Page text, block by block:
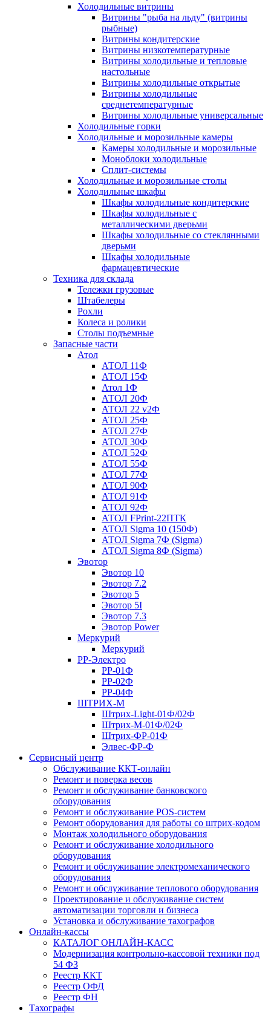
Холодильные витрины
Витрины "рыба на льду" (витрины
рыбные)
Витрины кондитерские
Витрины низкотемпературные
Витрины холодильные и тепловые
настольные
Витрины холодильные открытые
Витрины холодильные
среднетемпературные
Витрины холодильные универсальные
Холодильные горки
Холодильные и морозильные камеры
Камеры холодильные и морозильные
Моноблоки холодильные
Сплит-системы
Холодильные и морозильные столы
Холодильные шкафы
Шкафы холодильные кондитерские
Шкафы холодильные с
металлическими дверьми
Шкафы холодильные со стеклянными
дверьми
Шкафы холодильные
фармацевтические
Техника для склада
Тележки грузовые
Штабелеры
Рохли
Колеса и ролики
Столы подъемные
Запасные части
Атол
АТОЛ 11Ф
АТОЛ 15Ф
Атол 1Ф
АТОЛ 20Ф
АТОЛ 22 v2Ф
АТОЛ 25Ф
АТОЛ 27Ф
АТОЛ 30Ф
АТОЛ 52Ф
АТОЛ 55Ф
АТОЛ 77Ф
АТОЛ 90Ф
АТОЛ 91Ф
АТОЛ 92Ф
АТОЛ FPrint-22ПТК
АТОЛ Sigma 10 (150Ф)
АТОЛ Sigma 7Ф (Sigma)
АТОЛ Sigma 8Ф (Sigma)
Эвотор
Эвотор 10
Эвотор 7.2
Эвотор 5
Эвотор 5I
Эвотор 7.3
Эвотор Power
Меркурий
Меркурий
РР-Электро
РР-01Ф
РР-02Ф
РР-04Ф
ШТРИХ-М
Штрих-Light-01Ф/02Ф
Штрих-М-01Ф/02Ф
Штрих-ФР-01Ф
Элвес-ФР-Ф
Сервисный центр
Обслуживание ККТ-онлайн
Ремонт и поверка весов
Ремонт и обслуживание банковского
оборудования
Ремонт и обслуживание POS-систем
Ремонт оборудования для работы со штрих-кодом
Монтаж холодильного оборудования
Ремонт и обслуживание холодильного
оборудования
Ремонт и обслуживание электромеханического
оборудования
Ремонт и обслуживание теплового оборудования
Проектирование и обслуживание систем
автоматизации торговли и бизнеса
Установка и обслуживание тахографов
Онлайн-кассы
КАТАЛОГ ОНЛАЙН-КАСС
Модернизация контрольно-кассовой техники под
54 ФЗ
Реестр ККТ
Реестр ОФД
Реестр ФН
Тахографы